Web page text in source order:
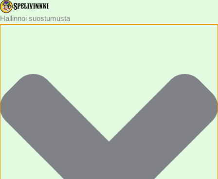
Hallinnoi suostumusta
Asetukset
TilastotMarkkinointi